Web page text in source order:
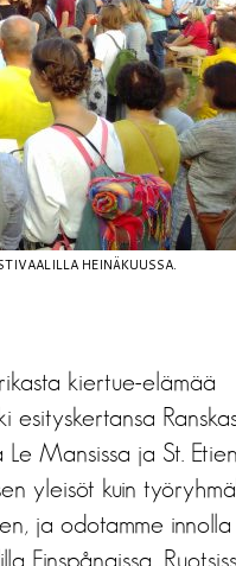
HEINÄKUUSSA.
kiertue-elämää
esityskertansa
Mansissa ja St.
yleisöt kuin
ja odotamme innolla
Finspångissa,